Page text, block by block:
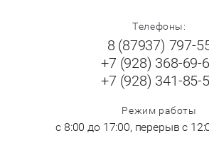
Телефоны:
8 (87937) 797-
+7 (928) 368-69-
+7 (928) 341-85-
Режим работы
с 8:00 до 17:00, перерыв с